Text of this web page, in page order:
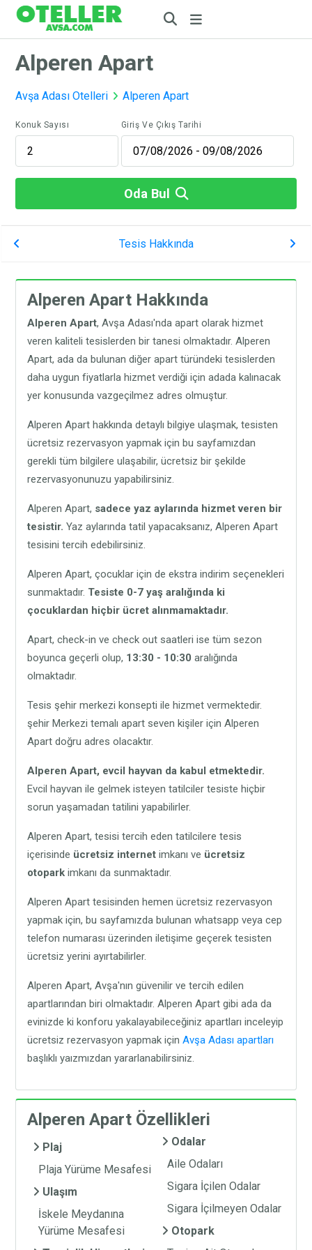
Alperen Apart
Avşa Adası Otelleri Alperen Apart
Konuk Sayısı Giriş Ve Çıkış Tarihi
Oda Bul
Tesis Hakkında
Alperen Apart Hakkında
Alperen Apart, Avşa Adası'nda apart olarak hizmet
veren kaliteli tesislerden bir tanesi olmaktadır. Alperen
Apart, ada da bulunan diğer apart türündeki tesislerden
daha uygun fiyatlarla hizmet verdiği için adada kalınacak
yer konusunda vazgeçilmez adres olmuştur.
Alperen Apart hakkında detaylı bilgiye ulaşmak, tesisten
ücretsiz rezervasyon yapmak için bu sayfamızdan
gerekli tüm bilgilere ulaşabilir, ücretsiz bir şekilde
rezervasyonunuzu yapabilirsiniz.
Alperen Apart, sadece yaz aylarında hizmet veren bir
tesistir. Yaz aylarında tatil yapacaksanız, Alperen Apart
tesisini tercih edebilirsiniz.
Alperen Apart, çocuklar için de ekstra indirim seçenekleri
sunmaktadır. Tesiste 0-7 yaş aralığında ki
çocuklardan hiçbir ücret alınmamaktadır.
Apart, check-in ve check out saatleri ise tüm sezon
boyunca geçerli olup, 13:30 - 10:30 aralığında
olmaktadır.
Tesis şehir merkezi konsepti ile hizmet vermektedir.
şehir Merkezi temalı apart seven kişiler için Alperen
Apart doğru adres olacaktır.
Alperen Apart, evcil hayvan da kabul etmektedir.
Evcil hayvan ile gelmek isteyen tatilciler tesiste hiçbir
sorun yaşamadan tatilini yapabilirler.
Alperen Apart, tesisi tercih eden tatilcilere tesis
içerisinde ücretsiz internet imkanı ve ücretsiz
otopark imkanı da sunmaktadır.
Alperen Apart tesisinden hemen ücretsiz rezervasyon
yapmak için, bu sayfamızda bulunan whatsapp veya cep
telefon numarası üzerinden iletişime geçerek tesisten
ücretsiz yerini ayırtabilirler.
Alperen Apart, Avşa'nın güvenilir ve tercih edilen
apartlarından biri olmaktadır. Alperen Apart gibi ada da
evinizde ki konforu yakalayabileceğiniz apartları inceleyip
ücretsiz rezervasyon yapmak içinAvşa Adası apartları
başlıklı yaızmızdan yararlanabilirsiniz.
Alperen Apart Özellikleri
Plaj
Plaja Yürüme Mesafesi
Ulaşım
İskele Meydanına
Yürüme Mesafesi
Odalar
Aile Odaları
Sigara İçilen Odalar
Sigara İçilmeyen Odalar
Otopark